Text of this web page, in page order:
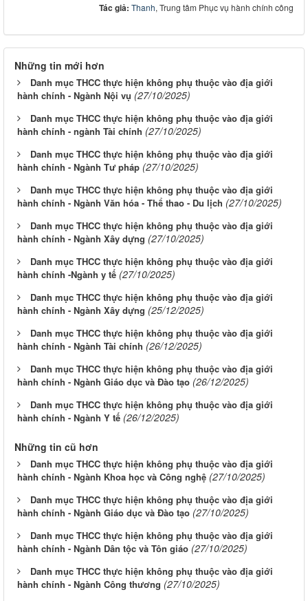
Tác giả: Thanh, Trung tâm Phục vụ hành chính công
Những tin mới hơn
Danh mục THCC thực hiện không phụ thuộc vào địa giới
hành chính - Ngành Nội vụ (27/10/2025)
Danh mục THCC thực hiện không phụ thuộc vào địa giới
hành chính - ngành Tài chính (27/10/2025)
Danh mục THCC thực hiện không phụ thuộc vào địa giới
hành chính - Ngành Tư pháp (27/10/2025)
Danh mục THCC thực hiện không phụ thuộc vào địa giới
hành chính - Ngành Văn hóa - Thể thao - Du lịch (27/10/2025)
Danh mục THCC thực hiện không phụ thuộc vào địa giới
hành chính - Ngành Xây dựng (27/10/2025)
Danh mục THCC thực hiện không phụ thuộc vào địa giới
hành chính -Ngành y tế (27/10/2025)
Danh mục THCC thực hiện không phụ thuộc vào địa giới
hành chính - Ngành Xây dựng (25/12/2025)
Danh mục THCC thực hiện không phụ thuộc vào địa giới
hành chính - Ngành Tài chính (26/12/2025)
Danh mục THCC thực hiện không phụ thuộc vào địa giới
hành chính - Ngành Giáo dục và Đào tạo (26/12/2025)
Danh mục THCC thực hiện không phụ thuộc vào địa giới
hành chính - Ngành Y tế (26/12/2025)
Những tin cũ hơn
Danh mục THCC thực hiện không phụ thuộc vào địa giới
hành chính - Ngành Khoa học và Công nghệ (27/10/2025)
Danh mục THCC thực hiện không phụ thuộc vào địa giới
hành chính - Ngành Giáo dục và Đào tạo (27/10/2025)
Danh mục THCC thực hiện không phụ thuộc vào địa giới
hành chính - Ngành Dân tộc và Tôn giáo (27/10/2025)
Danh mục THCC thực hiện không phụ thuộc vào địa giới
hành chính - Ngành Công thương (27/10/2025)